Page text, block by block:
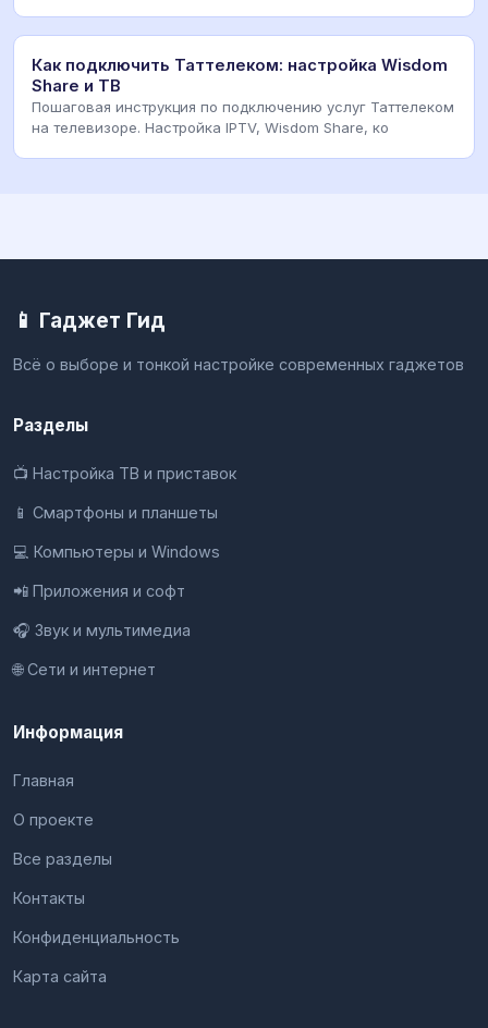
Как подключить Таттелеком: настройка Wisdom
Share и ТВ
Пошаговая инструкция по подключению услуг Таттелеком
на телевизоре. Настройка IPTV, Wisdom Share, ко
📱 Гаджет Гид
Всё о выборе и тонкой настройке современных гаджетов
Разделы
📺 Настройка ТВ и приставок
📱 Смартфоны и планшеты
💻 Компьютеры и Windows
📲 Приложения и софт
🎧 Звук и мультимедиа
🌐 Сети и интернет
Информация
Главная
О проекте
Все разделы
Контакты
Конфиденциальность
Карта сайта